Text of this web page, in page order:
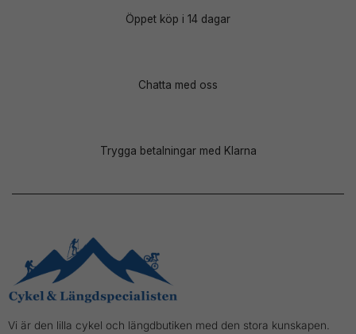
Öppet köp i 14 dagar
Chatta med oss
Trygga betalningar med Klarna
Vi är den lilla cykel och längdbutiken med den stora kunskapen.